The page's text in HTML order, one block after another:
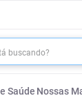
Saúde Nossas